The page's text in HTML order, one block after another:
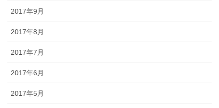
2017年9月
2017年8月
2017年7月
2017年6月
2017年5月